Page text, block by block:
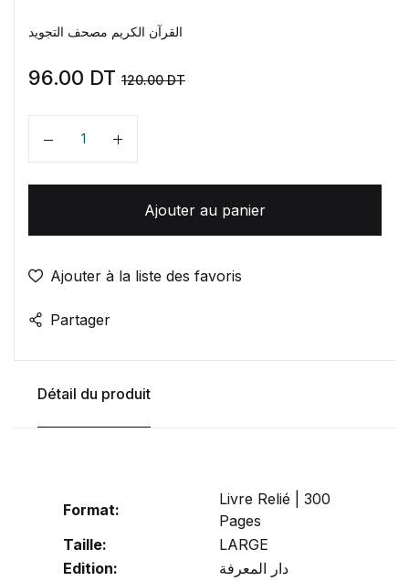
القرآن الكريم مصحف التجويد
96.00 DT 120.00DT
Quantité
Ajouter au panier
Ajouter à la liste des favoris
Partager
Détail du produit
Format:
Livre Relié | 300
Pages
Taille:
LARGE
Edition:
دار المعرفة